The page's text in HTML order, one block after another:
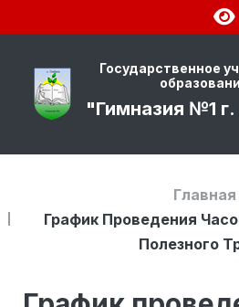
Государственное
"Гимназия №1
Главная
График Проведения
Полезного